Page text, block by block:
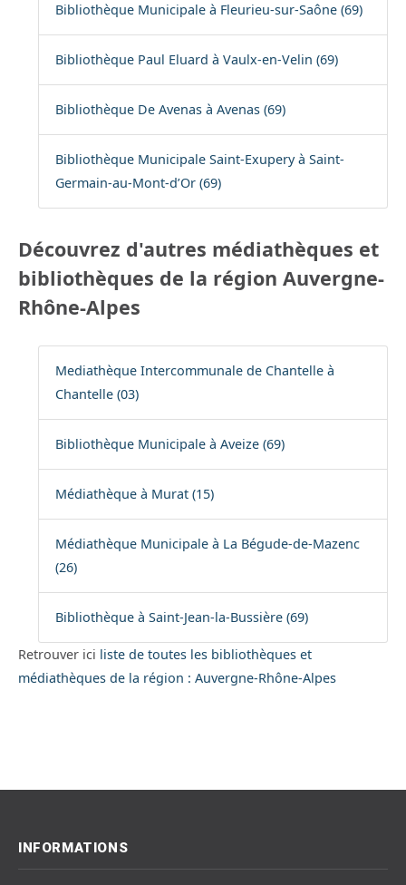
Bibliothèque Municipale à Fleurieu-sur-Saône (69)
Bibliothèque Paul Eluard à Vaulx-en-Velin (69)
Bibliothèque De Avenas à Avenas (69)
Bibliothèque Municipale Saint-Exupery à Saint-
Germain-au-Mont-d’Or (69)
Découvrez d'autres médiathèques et
bibliothèques de la région Auvergne-
Rhône-Alpes
Mediathèque Intercommunale de Chantelle à
Chantelle (03)
Bibliothèque Municipale à Aveize (69)
Médiathèque à Murat (15)
Médiathèque Municipale à La Bégude-de-Mazenc
(26)
Bibliothèque à Saint-Jean-la-Bussière (69)
Retrouver ici liste de toutes les bibliothèques et
médiathèques de la région : Auvergne-Rhône-Alpes
INFORMATIONS